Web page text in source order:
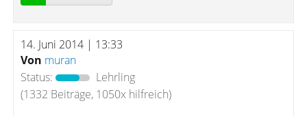
14. Juni 2014 | 13:33
Von muran
Status:
Lehrling
(1332 Beiträge, 1050x hilfreich)